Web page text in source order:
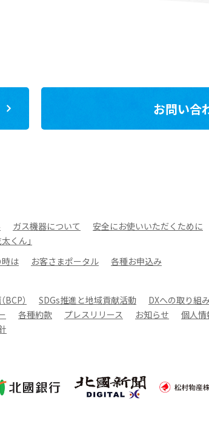
お問い合
ガス機器について 安全にお使いいただくために
くん」
は お客さまポータル 各種お申込み
） SDGs推進と地域貢献活動 DXへの取り組
各種約款 プレスリリース お知らせ
個人情